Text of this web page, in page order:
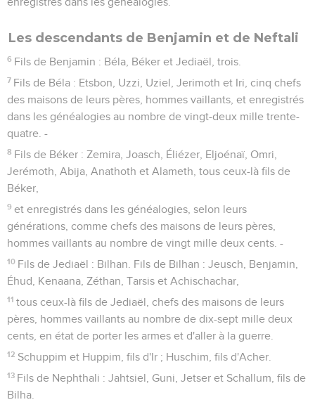
Les descendants de Benjamin et de Neftali
6 Fils de Benjamin : Béla, Béker et Jediaël, trois.
7 Fils de Béla : Etsbon, Uzzi, Uziel, Jerimoth et Iri, cinq chefs
des maisons de leurs pères, hommes vaillants, et enregistrés
dans les généalogies au nombre de vingt-deux mille trente-
quatre. -
8 Fils de Béker : Zemira, Joasch, Éliézer, Eljoénaï, Omri,
Jerémoth, Abija, Anathoth et Alameth, tous ceux-là fils de
Béker,
9 et enregistrés dans les généalogies, selon leurs
générations, comme chefs des maisons de leurs pères,
hommes vaillants au nombre de vingt mille deux cents. -
10 Fils de Jediaël : Bilhan. Fils de Bilhan : Jeusch, Benjamin,
Éhud, Kenaana, Zéthan, Tarsis et Achischachar,
11 tous ceux-là fils de Jediaël, chefs des maisons de leurs
pères, hommes vaillants au nombre de dix-sept mille deux
cents, en état de porter les armes et d'aller à la guerre.
12 Schuppim et Huppim, fils d'Ir ; Huschim, fils d'Acher.
13 Fils de Nephthali : Jahtsiel, Guni, Jetser et Schallum, fils de
Bilha.